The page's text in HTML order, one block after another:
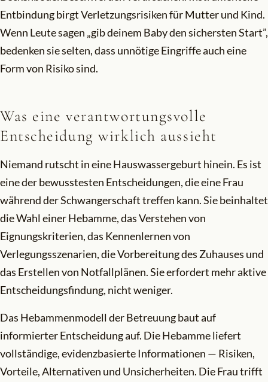
Entbindung birgt Verletzungsrisiken für Mutter und Kind.
Wenn Leute sagen „gib deinem Baby den sichersten Start”,
bedenken sie selten, dass unnötige Eingriffe auch eine
Form von Risiko sind.
Was eine verantwortungsvolle
Entscheidung wirklich aussieht
Niemand rutscht in eine Hauswassergeburt hinein. Es ist
eine der bewusstesten Entscheidungen, die eine Frau
während der Schwangerschaft treffen kann. Sie beinhaltet
die Wahl einer Hebamme, das Verstehen von
Eignungskriterien, das Kennenlernen von
Verlegungsszenarien, die Vorbereitung des Zuhauses und
das Erstellen von Notfallplänen. Sie erfordert mehr aktive
Entscheidungsfindung, nicht weniger.
Das Hebammenmodell der Betreuung baut auf
informierter Entscheidung auf. Die Hebamme liefert
vollständige, evidenzbasierte Informationen — Risiken,
Vorteile, Alternativen und Unsicherheiten. Die Frau trifft